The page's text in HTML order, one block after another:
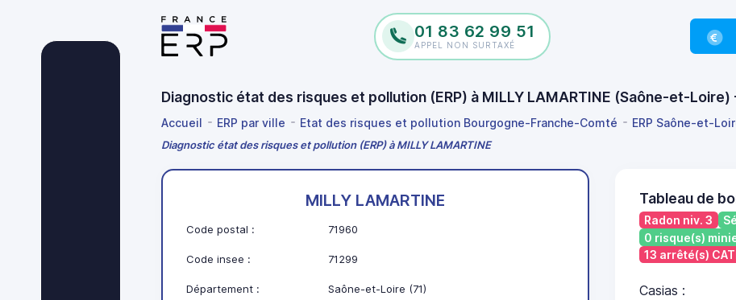
01 83 62 99 51
APPEL NON SURTAXÉ
Diagnostic état des risques et pollution (ERP) à MILLY LAMARTINE (Saône-et-Loire) -
Accueil ERP par ville Etat des risques et pollution Bourgogne-Franche-Comté ERP Saône-et-
Diagnostic état des risques et pollution (ERP) à MILLY LAMARTINE
MILLY LAMARTINE
Code postal : 71960
Code insee : 71299
Département : Saône-et-Loire (71)
Tableau de
Radon niv. 3
0 risque(s)
13 arrêté(s)
Casias :